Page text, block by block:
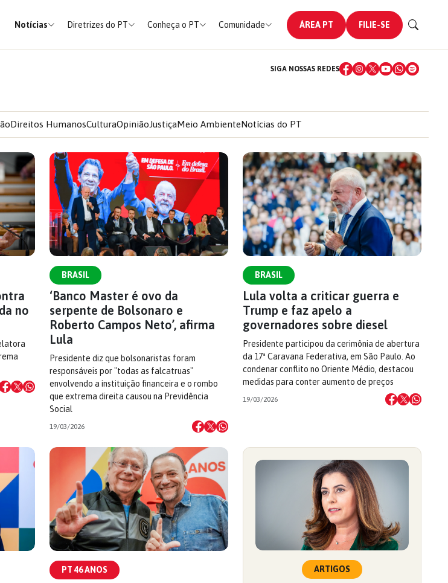
Notícias Diretrizes do PT Conheça o PT Comunidade ÁREA PT FILIE-SE
SIGA NOSSAS REDES
Direitos HumanosCulturaOpiniãoJustiçaMeio AmbienteNotícias do PT
no
BRASIL
‘Banco Master é ovo da
serpente de Bolsonaro e
Roberto Campos Neto’, afirma
Lula
Presidente diz que bolsonaristas foram
responsáveis por "todas as falcatruas"
envolvendo a instituição financeira e o rombo
que extrema direita causou na Previdência
Social
19/03/2026
BRASIL
Lula volta a criticar guerra e
Trump e faz apelo a
governadores sobre diesel
Presidente participou da cerimônia de abertura
da 17ª Caravana Federativa, em São Paulo. Ao
condenar conflito no Oriente Médio, destacou
medidas para conter aumento de preços
19/03/2026
PT 46 ANOS ARTIGOS